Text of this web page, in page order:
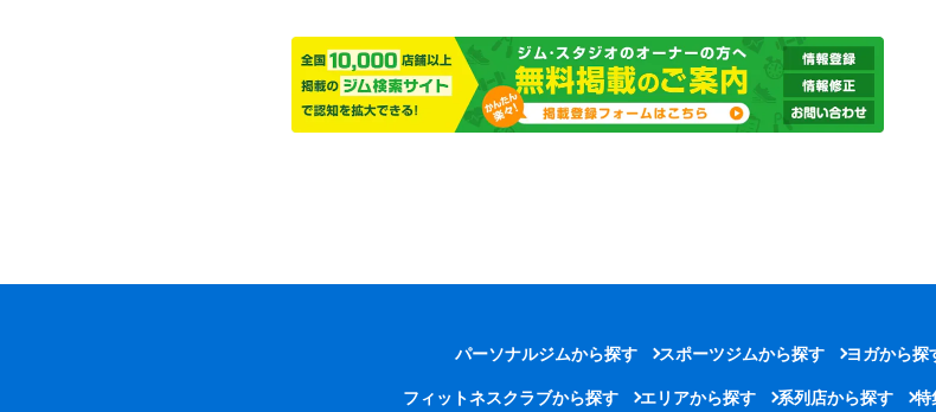
パーソナルジムから探す スポーツジムから探す ヨガから探
フィットネスクラブから探す エリアから探す 系列店から探す 特